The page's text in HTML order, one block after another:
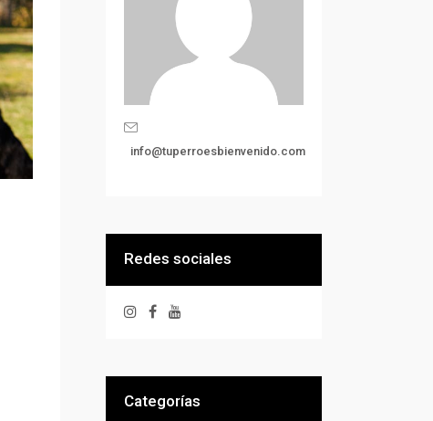
info@tuperroesbienvenido.com
Redes sociales
Categorías